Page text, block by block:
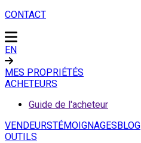
CONTACT
EN
MES PROPRIÉTÉS
ACHETEURS
Guide de l'acheteur
VENDEURSTÉMOIGNAGESBLOG
OUTILS